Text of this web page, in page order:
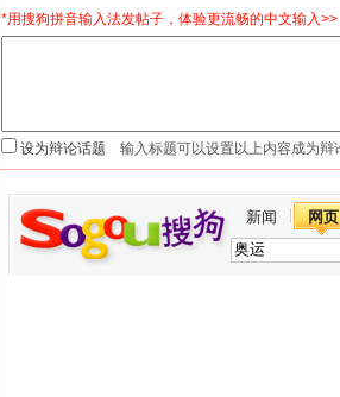
*用搜狗拼音输入法发帖子，体验更流畅的中文输入>>
设为辩论话题
新闻 网页